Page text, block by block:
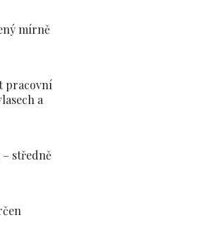
mírně
pracovní
a
středně